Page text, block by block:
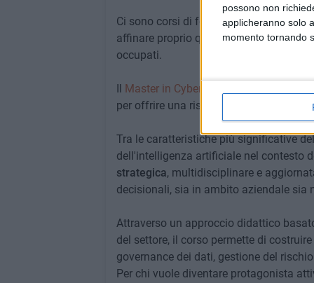
possono non
applicheranno solo
momento tornando
Ci sono corsi di formazione progettati
affinare proprio queste conoscenze e
occupati.
Il Master in Cyber Security online
per offrire una risposta concreta e
Tra le caratteristiche più significative
dell'intelligenza artificiale nel contesto
strategica, multidisciplinare e
decisionali, sia in ambito aziendale sia
Attraverso un approccio didattico
del settore, il corso permette di
governance dei dati, gestione del
Per chi vuole diventare protagonista